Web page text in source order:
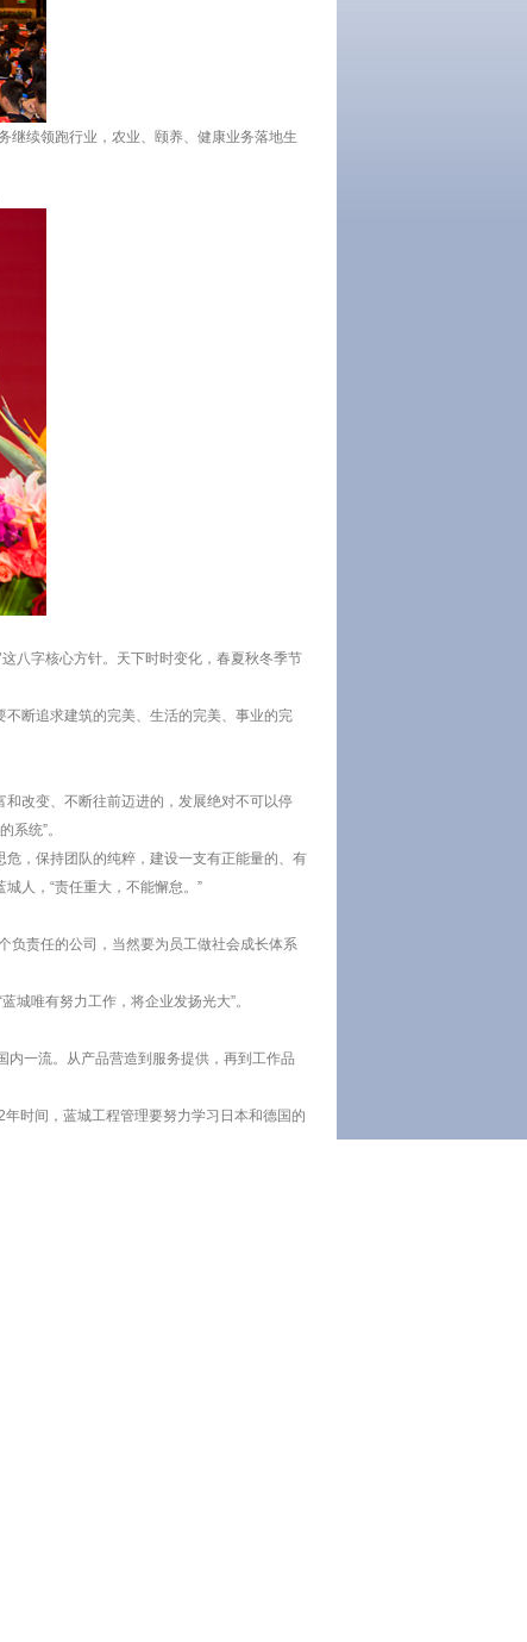
继续领跑行业，农业、颐养、健康业务落地生
八字核心方针。天下时时变化，春夏秋冬季节
断追求建筑的完美、生活的完美、事业的完
改变、不断往前迈进的，发展绝对不可以停
统”。
，保持团队的纯粹，建设一支有正能量的、有
人，“责任重大，不能懈怠。”
负责任的公司，当然要为员工做社会成长体系
城唯有努力工作，将企业发扬光大”。
一流。从产品营造到服务提供，再到工作品
时间，蓝城工程管理要努力学习日本和德国的